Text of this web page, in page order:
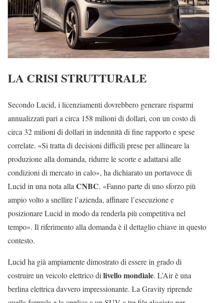
LA CRISI STRUTTURALE
Secondo Lucid, i licenziamenti dovrebbero generare risparmi
annualizzati pari a circa 158 milioni di dollari, con un costo di
circa 32 milioni di dollari in indennità di fine rapporto e spese
correlate. «Si tratta di decisioni difficili prese per allineare la
produzione alla domanda, ridurre le scorte e adattarsi alle
condizioni di mercato in calo», ha dichiarato un portavoce di
Lucid in una nota alla CNBC. «Fanno parte di uno sforzo più
ampio volto a snellire l’azienda, affinare l’esecuzione e
posizionare Lucid in modo da renderla più competitiva nel
tempo». Il riferimento alla domanda è il dettaglio chiave in questo
contesto.
Lucid ha già ampiamente dimostrato di essere in grado di
costruire un veicolo elettrico di livello mondiale. L’Air è una
berlina elettrica davvero impressionante. La Gravity riprende